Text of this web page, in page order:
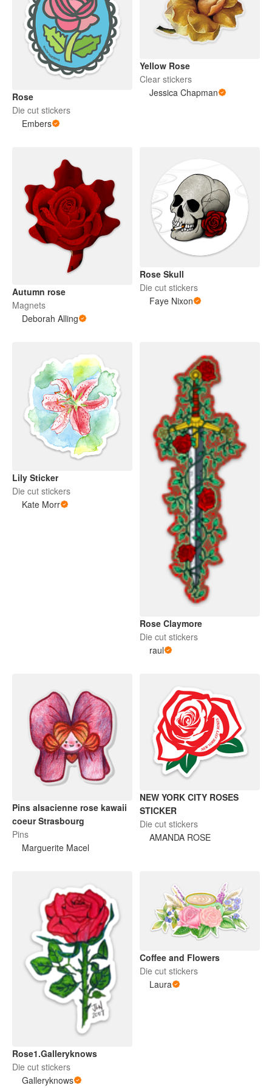
Rose
Die cut stickers
Embers
Yellow Rose
Clear stickers
Jessica Chapman
Autumn rose
Magnets
Deborah Alling
Rose Skull
Die cut stickers
Faye Nixon
Lily Sticker
Die cut stickers
Kate Morr
Rose Claymore
Die cut stickers
raul
Pins alsacienne rose kawaii
coeur Strasbourg
Pins
Marguerite Macel
NEW YORK CITY ROSES
STICKER
Die cut stickers
AMANDA ROSE
Rose1.Galleryknows
Die cut stickers
Galleryknows
Coffee and Flowers
Die cut stickers
Laura